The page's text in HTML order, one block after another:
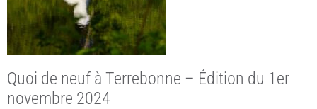
Quoi de neuf à Terrebonne – Édition du 1er
novembre 2024